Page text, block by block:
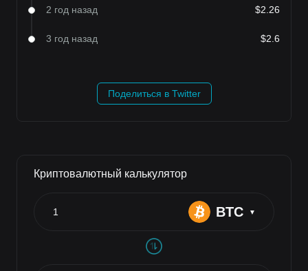
2 год назад $2.26
3 год назад $2.6
Поделиться в Twitter